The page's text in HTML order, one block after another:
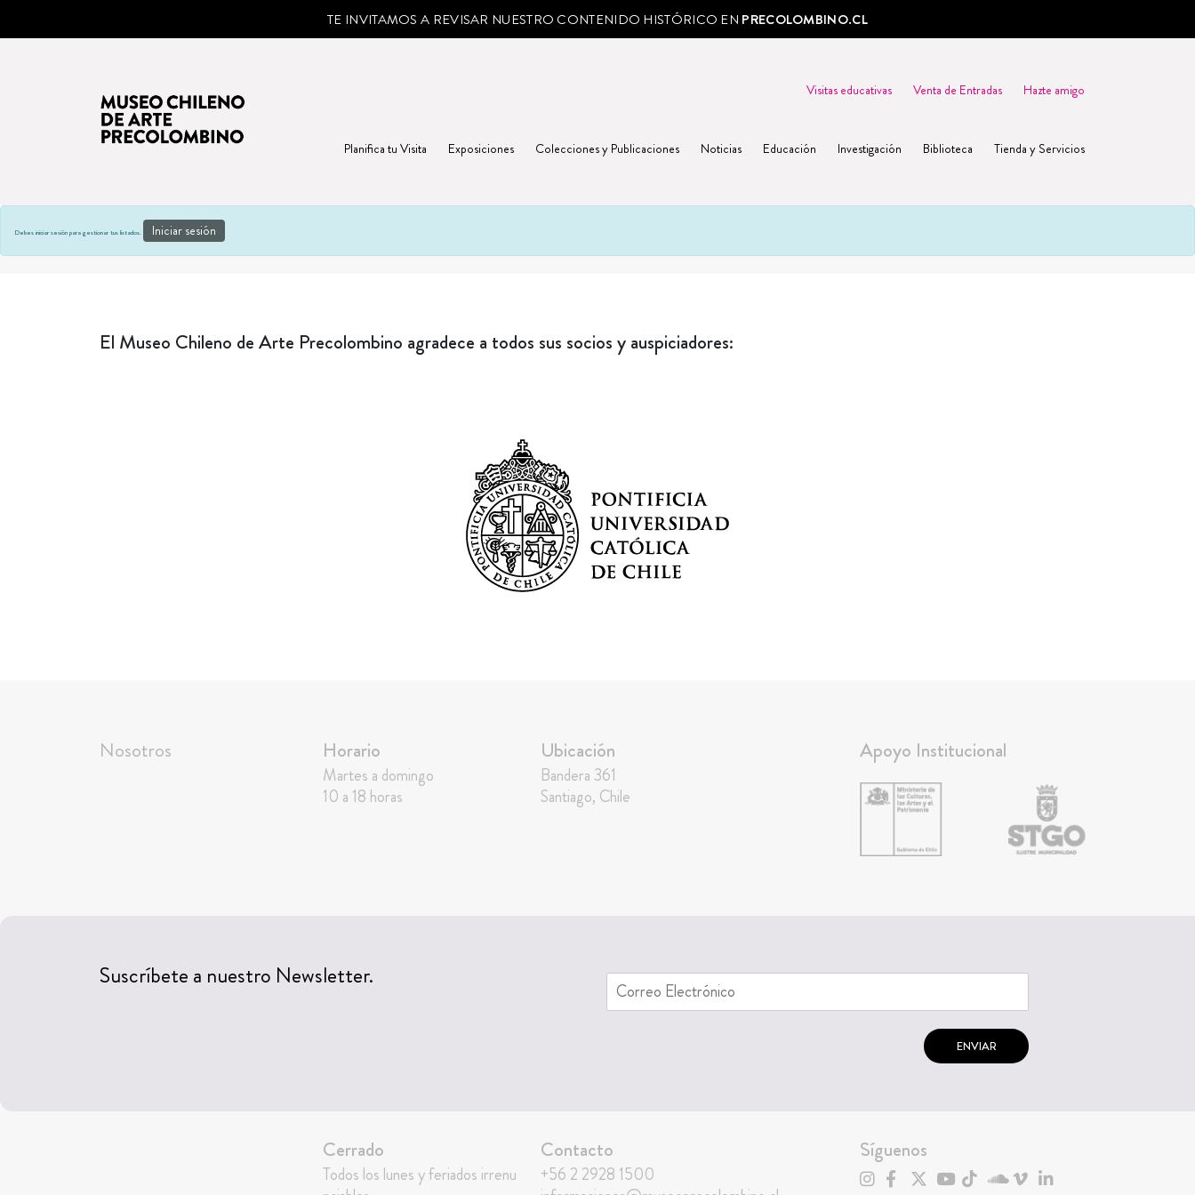
TE INVITAMOS A REVISAR NUESTRO CONTENIDO HISTÓRICO EN PRECOLOMBINO.CL
Visitas educativas Venta de Entradas Hazte amigo
Planifica tu Visita Exposiciones Colecciones y Publicaciones Noticias Educación Investigación Biblioteca Tienda y Servicios
Debes iniciar sesión para gestionar tus listados. Iniciar sesión
El Museo Chileno de Arte Precolombino agradece a todos sus socios y auspiciadores:
Nosotros Horario
Martes a domingo
10 a 18 horas
Ubicación
Bandera 361
Santiago, Chile
Apoyo Institucional
Suscríbete a nuestro Newsletter.
ENVIAR
Cerrado
Todos los lunes y feriados irrenu
Contacto
+56 2 2928 1500
Síguenos